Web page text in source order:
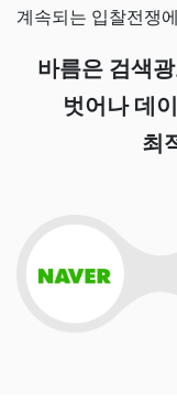
계속되는 입찰전쟁
바름은 검색
벗어나 데
최